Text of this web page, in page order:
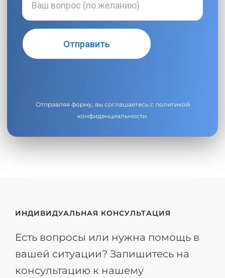
Отправляя форму, вы соглашаетесь с политикой
конфиденциальности.
ИНДИВИДУАЛЬНАЯ КОНСУЛЬТАЦИЯ
Есть вопросы или нужна помощь в
вашей ситуации? Запишитесь на
консультацию к нашему